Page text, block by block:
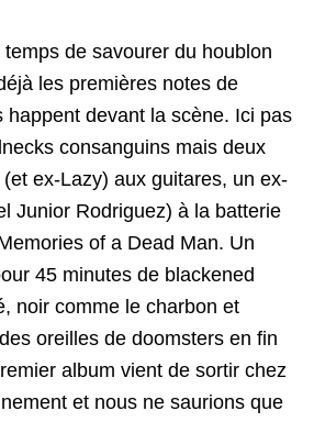
de savourer du houblon
les premières notes de
happent devant la scène. Ici pas
consanguins mais deux
(et ex-Lazy) aux guitares, un ex-
Junior Rodriguez) à la batterie
of a Dead Man. Un
45 minutes de blackened
noir comme le charbon et
oreilles de doomsters en fin
album vient de sortir chez
et nous ne saurions que